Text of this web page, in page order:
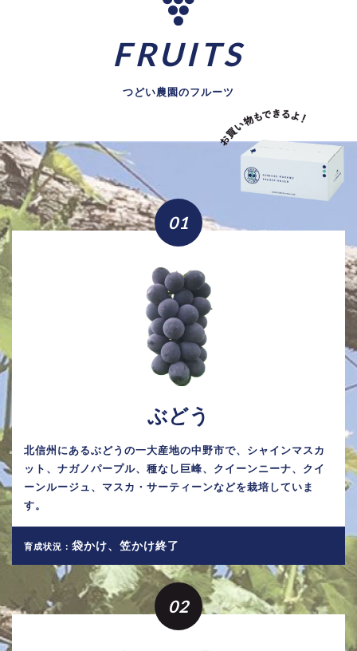
FRUITS
つどい農園のフルーツ
01
ぶどう
北信州にあるぶどうの一大産地の中野市で、シャインマスカ
ット、ナガノパープル、種なし巨峰、クイーンニーナ、クイ
ーンルージュ、マスカ・サーティーンなどを栽培していま
す。
育成状況： 袋かけ、笠かけ終了
02